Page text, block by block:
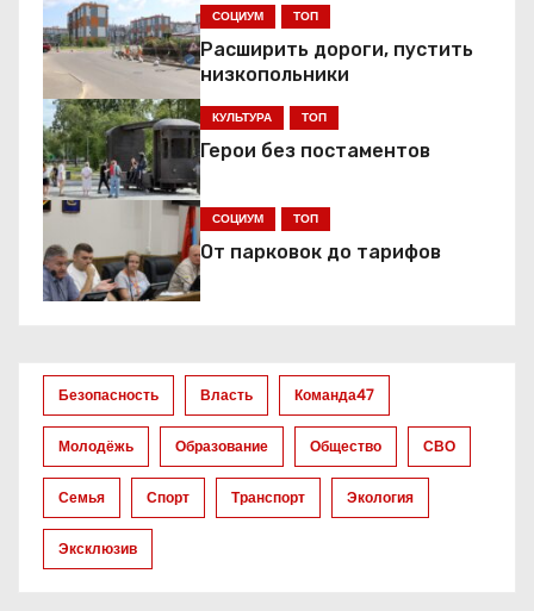
г
а
ц
и
я
п
з
а
п
и
с
СОЦИУМ ТОП
Расширить дороги, пустить
низкопольники
КУЛЬТУРА ТОП
Герои без постаментов
СОЦИУМ ТОП
От парковок до тарифов
Безопасность Власть Команда47
Молодёжь Образование Общество СВО
Семья Спорт Транспорт Экология
Эксклюзив